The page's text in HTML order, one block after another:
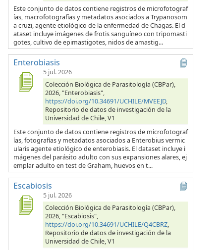
Este conjunto de datos contiene registros de microfotograf
ías, macrofotografías y metadatos asociados a Trypanosom
a cruzi, agente etiológico de la enfermedad de Chagas. El d
ataset incluye imágenes de frotis sanguíneo con tripomasti
gotes, cultivo de epimastigotes, nidos de amastig...
Enterobiasis
5 jul. 2026
Colección Biológica de Parasitología (CBPar),
2026, "Enterobiasis",
https://doi.org/10.34691/UCHILE/MVEEJD,
Repositorio de datos de investigación de la
Universidad de Chile, V1
Este conjunto de datos contiene registros de microfotograf
ías, fotografías y metadatos asociados a Enterobius vermic
ularis agente etiológico de enterobiasis. El dataset incluye i
mágenes del parásito adulto con sus expansiones alares, ej
emplar adulto en test de Graham, huevos en t...
Escabiosis
5 jul. 2026
Colección Biológica de Parasitología (CBPar),
2026, "Escabiosis",
https://doi.org/10.34691/UCHILE/Q4CBRZ,
Repositorio de datos de investigación de la
Universidad de Chile, V1